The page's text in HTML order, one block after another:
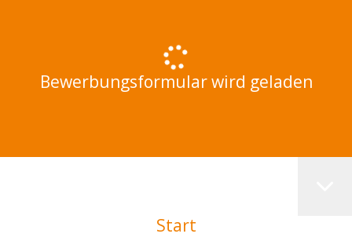
Bewerbungsformular wird geladen
Start